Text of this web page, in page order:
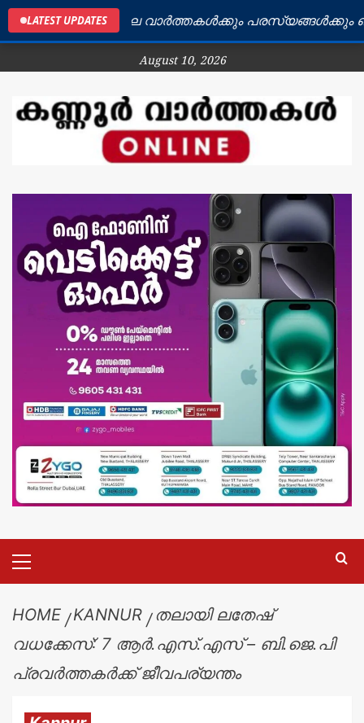
LATEST UPDATES
ജില്ലയിലെ വാർത്തകൾക്കും പരസ്യങ്ങൾക്കും
August 10, 2026
HOME KANNUR
തലായി ലതേഷ്
വധക്കേസ്: 7 ആർ.എസ്.എസ് – ബി.ജെ.പി
പ്രവർത്തകർക്ക് ജീവപര്യന്തം